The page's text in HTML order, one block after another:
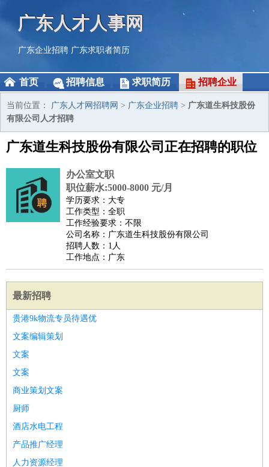
广东人才人事网
广东企业招聘 广东求职者简历
首页 招聘信息 求职简历 招聘企业
当前位置： 广东人才网招聘网 > 广东企业招聘 > 广东道生科技股份
有限公司人才招聘
广东道生科技股份有限公司正在招聘的职位
办公室文职
职位薪水:5000-8000 元/月
学历要求：大专
工作类型：全职
工作经验要求：不限
公司名称：广东道生科技股份有限公司
招聘人数：1人
工作地点：广东
最新招聘
贵港9k物流专员待遇优
文案编辑策划
文案
文案
商业策划文案
厨师
酒店水电工程
产品推广经理
人力资源经理